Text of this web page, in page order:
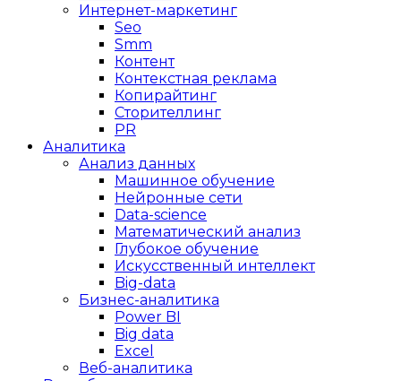
Интернет-маркетинг
Seo
Smm
Контент
Контекстная реклама
Копирайтинг
Сторителлинг
PR
Аналитика
Анализ данных
Машинное обучение
Нейронные сети
Data-science
Математический анализ
Глубокое обучение
Искусственный интеллект
Big-data
Бизнес-аналитика
Power BI
Big data
Excel
Веб-аналитика